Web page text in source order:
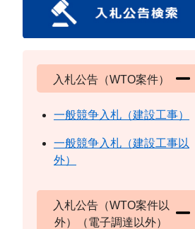
入札公告（WTO案件）
一般競争入札（建設工事）
一般競争入札（建設工事以
外）
入札公告（WTO案件以
外）（電子調達以外）